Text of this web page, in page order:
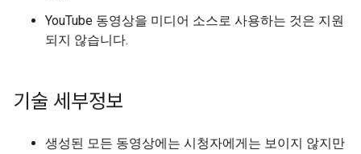
YouTube 동영상을 미디어 소스로 사용하는 것은 지원
되지 않습니다.
기술 세부정보
생성된 모든 동영상에는 시청자에게는 보이지 않지만